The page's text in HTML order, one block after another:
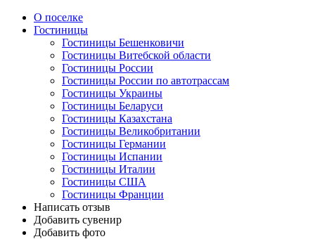
О поселке
Гостиницы
Гостиницы Бешенковичи
Гостиницы Витебской области
Гостиницы России
Гостиницы России по автотрассам
Гостиницы Украины
Гостиницы Беларуси
Гостиницы Казахстана
Гостиницы Великобритании
Гостиницы Германии
Гостиницы Испании
Гостиницы Италии
Гостиницы США
Гостиницы Франции
Написать отзыв
Добавить сувенир
Добавить фото